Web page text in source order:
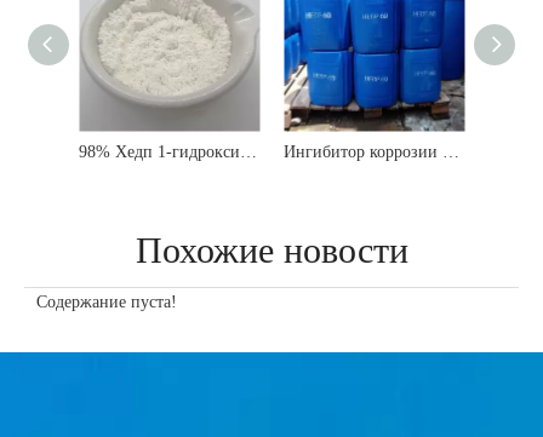
Похожие новости
Содержание пуста!